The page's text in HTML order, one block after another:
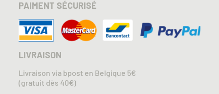
PAIMENT SÉCURISÉ
LIVRAISON
Livraison via bpost en Belgique 5€
(gratuit dès 40€)